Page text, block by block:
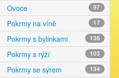
Ovoce 97
Pokrmy na víně 17
Pokrmy s bylinkami 136
Pokrmy s rýží 103
Pokrmy se sýrem 134